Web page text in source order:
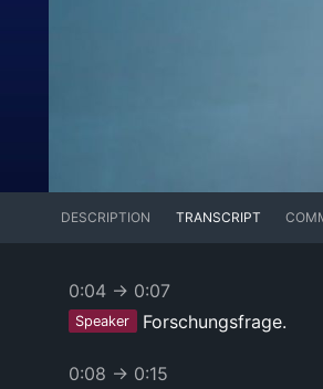
DESCRIPTION TRANSCRIPT
0:04 → 0:07
Speaker Forschungsfrage.
0:08 → 0:15